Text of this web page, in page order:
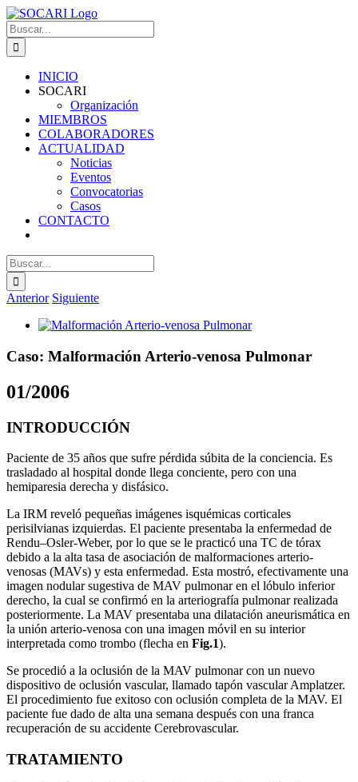
Saltar
al
contenido
Buscar:
INICIO
SOCARI
Organización
MIEMBROS
COLABORADORES
ACTUALIDAD
Noticias
Eventos
Convocatorias
Casos
CONTACTO
Buscar:
Anterior Siguiente
Ver
más
Caso: Malformación Arterio-venosa Pulmonar
01/2006
INTRODUCCIÓN
Paciente de 35 años que sufre pérdida súbita de la conciencia. Es
trasladado al hospital donde llega conciente, pero con una
hemiparesia derecha y disfásico.
La IRM reveló pequeñas imágenes isquémicas corticales
perisilvianas izquierdas. El paciente presentaba la enfermedad de
Rendu–Osler-Weber, por lo que se le practicó una TC de tórax
debido a la alta tasa de asociación de malformaciones arterio-
venosas (MAVs) y esta enfermedad. Esta mostró, efectivamente una
imagen nodular sugestiva de MAV pulmonar en el lóbulo inferior
derecho, la cual se confirmó en la arteriografía pulmonar realizada
posteriormente. La MAV presentaba una dilatación aneurismática en
la unión arterio-venosa con una imagen móvil en su interior
interpretada como trombo (flecha en Fig.1).
Se procedió a la oclusión de la MAV pulmonar con un nuevo
dispositivo de oclusión vascular, llamado tapón vascular Amplatzer.
El procedimiento fue exitoso con oclusión completa de la MAV. El
paciente fue dado de alta una semana después con una franca
recuperación de su accidente Cerebrovascular.
TRATAMIENTO